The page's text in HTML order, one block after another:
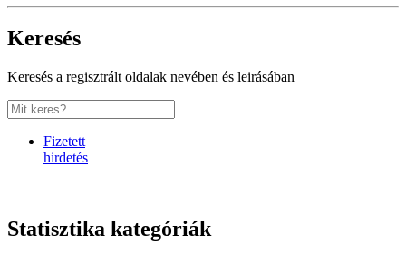
Keresés
Keresés a regisztrált oldalak nevében és leirásában
Fizetett
hirdetés
Statisztika kategóriák